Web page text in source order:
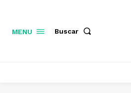
MENU Buscar